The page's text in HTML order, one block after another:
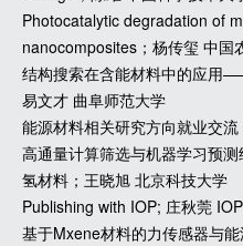
Photocatalytic degradation of
nanocomposites；杨传玺 中国
结构搜索在含能材料中的应用
易文才 曲阜师范大学
能源材料相关研究方向就业交
高通量计算筛选与机器学习预
氢材料；王晓旭 北京科技大学
Publishing with IOP; 庄秋莞
基于Mxene材料的力传感器与